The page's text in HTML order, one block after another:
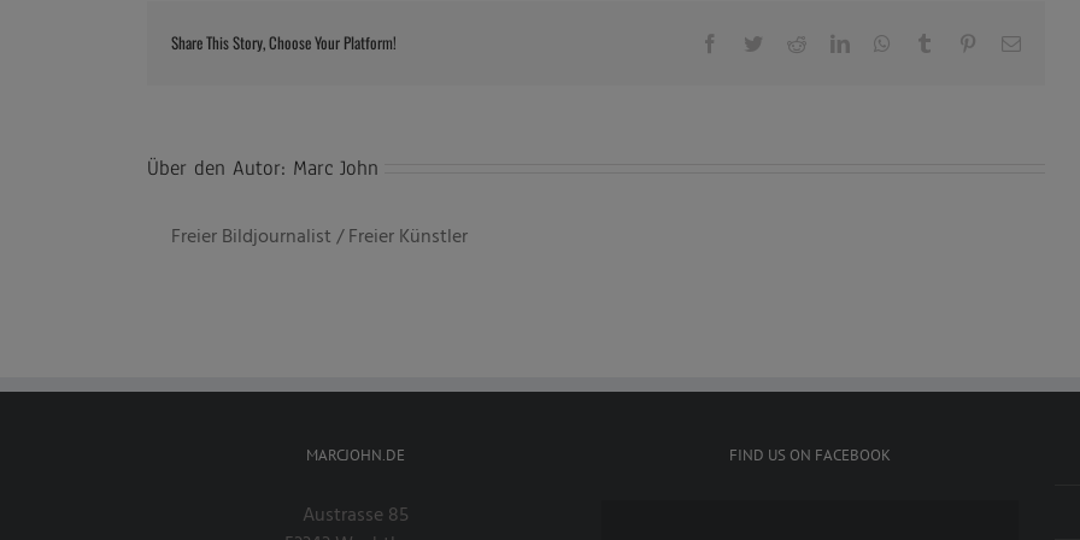
Share This Story, Choose Your Platform! Facebook
TwitterRedditLinkedInWhatsApp
Tumblr Pinterest
E-
Über den Autor: Marc John
Freier Bildjournalist / Freier Künstler
MARCJOHN.DE
Austrasse 85
FIND US ON FACEBOOK